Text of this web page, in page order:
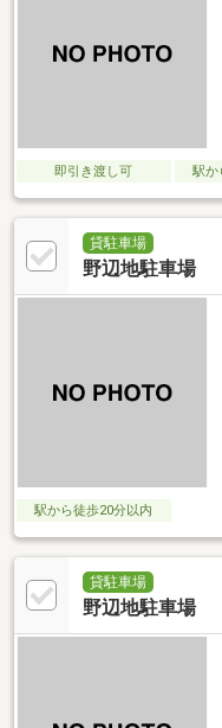
即引き渡し可 駅か
貸駐車場
野辺地駐車場
駅から徒歩20分以内
貸駐車場
野辺地駐車場